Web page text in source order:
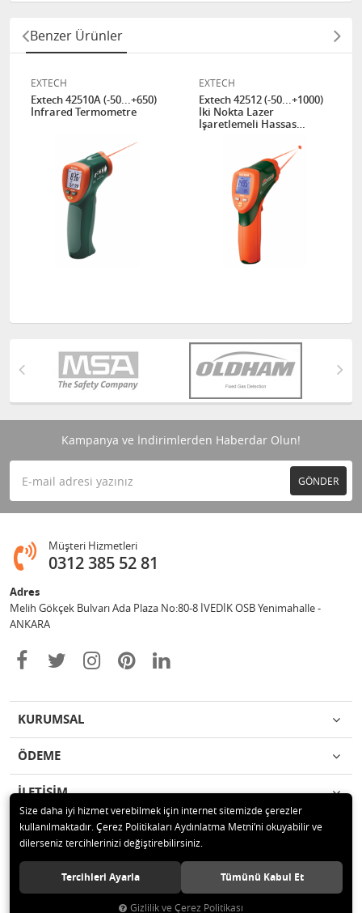
Benzer Ürünler
EXTECH
Extech 42510A (-50...+650)
İnfrared Termometre
EXTECH
Extech 42512 (-50...+1000)
İki Nokta Lazer
İşaretlemeli Hassas
Kampanya ve İndirimlerden Haberdar Olun!
GÖNDER
Müşteri Hizmetleri
0312 385 52 81
Adres
Melih Gökçek Bulvarı Ada Plaza No:80-8 İVEDİK OSB Yenimahalle -
ANKARA
KURUMSAL
ÖDEME
İLETİŞİM
© 2020 ESA ÖLÇÜM VE TEST CİHAZLARI ELEKTRONİK SAN TİC LTD ŞTİ
Tüm hakları saklıdır.
Size daha iyi hizmet verebilmek için internet sitemizde çerezler
kullanılmaktadır. Çerez Politikaları Aydınlatma Metni’ni okuyabilir ve
dilerseniz tercihlerinizi değiştirebilirsiniz.
Tercihleri Ayarla Tümünü Kabul Et
Gizlilik ve Çerez Politikası